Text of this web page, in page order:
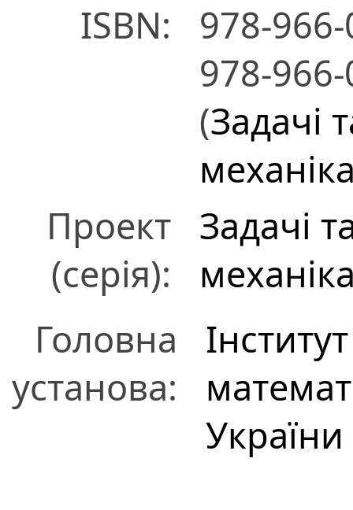
ISBN:
978-
978-
(Задачі
Проект
(серія):
Задачі
Головна
установа:
України